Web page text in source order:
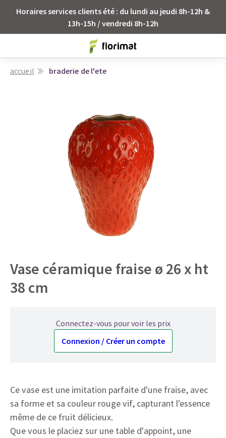
Horaires services clients été : du lundi au jeudi 8h-12h &
13h-15h / vendredi 8h-12h
accueil braderie de l'ete
Vase céramique fraise ø 26 x ht
38 cm
Ce vase est une imitation parfaite d'une fraise, avec
sa forme et sa couleur rouge vif, capturant l'essence
même de ce fruit délicieux.
Que vous le placiez sur une table d'appoint, une
Connectez-vous pour voir les prix
Connexion / Créer un compte